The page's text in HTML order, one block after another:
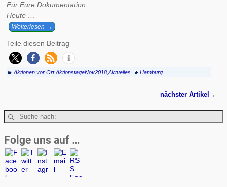
Für Eure Dokumentation:
Heute …
Weiterlesen →
Teile diesen Beitrag
Aktionen vor Ort,AktionstageNov2018, Aktuelles Hamburg
nächster Artikel →
Folge uns auf …